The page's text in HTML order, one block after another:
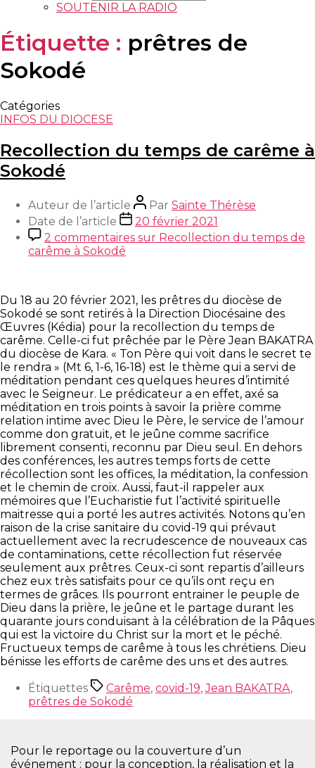
SOUTENIR LA RADIO
Étiquette : prêtres de
Sokodé
Catégories
INFOS DU DIOCESE
Recollection du temps de carême à
Sokodé
Auteur de l’article Par Sainte Thérèse
Date de l’article
20 février 2021
2 commentaires sur Recollection du temps de
carême à Sokodé
Du 18 au 20 février 2021, les prêtres du diocèse de
Sokodé se sont retirés à la Direction Diocésaine des
Œuvres (Kédia) pour la recollection du temps de
carême. Celle-ci fut prêchée par le Père Jean BAKATRA
du diocèse de Kara. « Ton Père qui voit dans le secret te
le rendra » (Mt 6, 1-6, 16-18) est le thème qui a servi de
méditation pendant ces quelques heures d’intimité
avec le Seigneur. Le prédicateur a en effet, axé sa
méditation en trois points à savoir la prière comme
relation intime avec Dieu le Père, le service de l’amour
comme don gratuit, et le jeûne comme sacrifice
librement consenti, reconnu par Dieu seul. En dehors
des conférences, les autres temps forts de cette
récollection sont les offices, la méditation, la confession
et le chemin de croix. Aussi, faut-il rappeler aux
mémoires que l’Eucharistie fut l’activité spirituelle
maitresse qui a porté les autres activités. Notons qu’en
raison de la crise sanitaire du covid-19 qui prévaut
actuellement avec la recrudescence de nouveaux cas
de contaminations, cette récollection fut réservée
seulement aux prêtres. Ceux-ci sont repartis d’ailleurs
chez eux très satisfaits pour ce qu’ils ont reçu en
termes de grâces. Ils pourront entrainer le peuple de
Dieu dans la prière, le jeûne et le partage durant les
quarante jours conduisant à la célébration de la Pâques
qui est la victoire du Christ sur la mort et le péché.
Fructueux temps de carême à tous les chrétiens. Dieu
bénisse les efforts de carême des uns et des autres.
Étiquettes
Carême, covid-19,Jean BAKATRA,
prêtres de Sokodé
Pour le reportage ou la couverture d’un
événement ; pour la conception, la réalisation et la